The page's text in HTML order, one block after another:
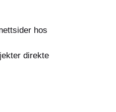
hos
direkte